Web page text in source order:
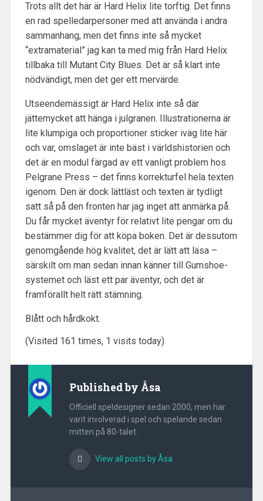
Trots allt det här är Hard Helix lite torftig. Det finns
en rad spelledarpersoner med att använda i andra
sammanhang, men det finns inte så mycket
“extramaterial” jag kan ta med mig från Hard Helix
tillbaka till Mutant City Blues. Det är så klart inte
nödvändigt, men det ger ett mervärde.
Utseendemässigt är Hard Helix inte så där
jättemycket att hänga i julgranen. Illustrationerna är
lite klumpiga och proportioner sticker iväg lite här
och var, omslaget är inte bäst i världshistorien och
det är en modul färgad av ett vanligt problem hos
Pelgrane Press – det finns korrekturfel hela texten
igenom. Den är dock lättläst och texten är tydligt
satt så på den fronten har jag inget att anmärka på.
Du får mycket äventyr för relativt lite pengar om du
bestämmer dig för att köpa boken. Det är dessutom
genomgående hög kvalitet, det är lätt att läsa –
särskilt om man sedan innan känner till Gumshoe-
systemet och läst ett par äventyr, och det är
framförallt helt rätt stämning.
Blått och hårdkokt.
(Visited 161 times, 1 visits today)
Published by Åsa
Officiell speldesigner sedan 2000, men har
varit involverad i spel och spelande sedan
mitten på 80-talet.
View all posts by Åsa